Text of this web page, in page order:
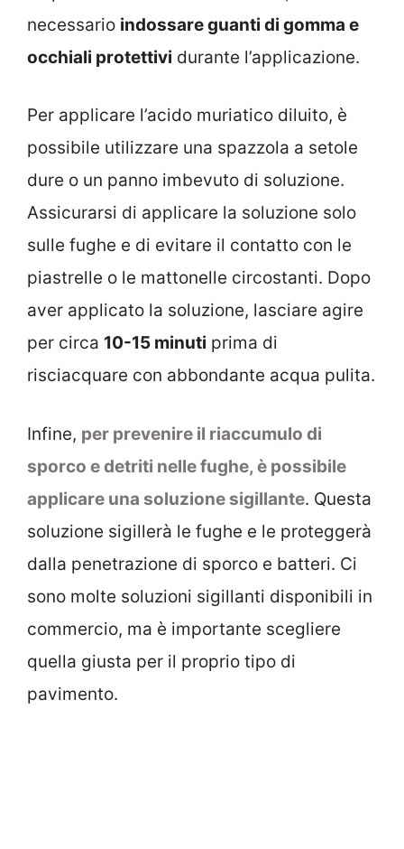
necessario indossare guanti di gomma e
occhiali protettivi durante l’applicazione.
Per applicare l’acido muriatico diluito, è
possibile utilizzare una spazzola a setole
dure o un panno imbevuto di soluzione.
Assicurarsi di applicare la soluzione solo
sulle fughe e di evitare il contatto con le
piastrelle o le mattonelle circostanti. Dopo
aver applicato la soluzione, lasciare agire
per circa 10-15 minuti prima di
risciacquare con abbondante acqua pulita.
Infine, per prevenire il riaccumulo di
sporco e detriti nelle fughe, è possibile
applicare una soluzione sigillante. Questa
soluzione sigillerà le fughe e le proteggerà
dalla penetrazione di sporco e batteri. Ci
sono molte soluzioni sigillanti disponibili in
commercio, ma è importante scegliere
quella giusta per il proprio tipo di
pavimento.